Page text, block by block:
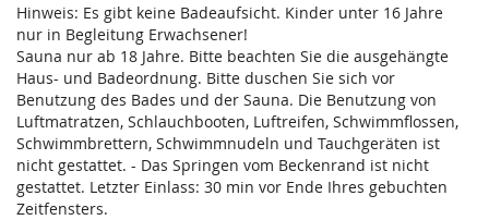
Hinweis: Es gibt keine Badeaufsicht. Kinder unter 16 Jahre
nur in Begleitung Erwachsener!
Sauna nur ab 18 Jahre. Bitte beachten Sie die ausgehängte
Haus- und Badeordnung. Bitte duschen Sie sich vor
Benutzung des Bades und der Sauna. Die Benutzung von
Luftmatratzen, Schlauchbooten, Luftreifen, Schwimmflossen,
Schwimmbrettern, Schwimmnudeln und Tauchgeräten ist
nicht gestattet. - Das Springen vom Beckenrand ist nicht
gestattet. Letzter Einlass: 30 min vor Ende Ihres gebuchten
Zeitfensters.